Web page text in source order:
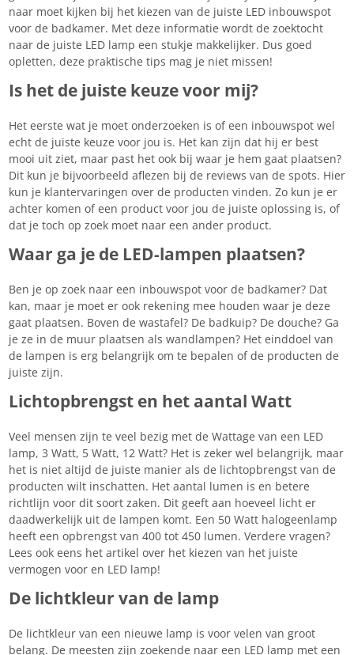
naar moet kijken bij het kiezen van de juiste LED inbouwspot
voor de badkamer. Met deze informatie wordt de zoektocht
naar de juiste LED lamp een stukje makkelijker. Dus goed
opletten, deze praktische tips mag je niet missen!
Is het de juiste keuze voor mij?
Het eerste wat je moet onderzoeken is of een inbouwspot wel
echt de juiste keuze voor jou is. Het kan zijn dat hij er best
mooi uit ziet, maar past het ook bij waar je hem gaat plaatsen?
Dit kun je bijvoorbeeld aflezen bij de reviews van de spots. Hier
kun je klantervaringen over de producten vinden. Zo kun je er
achter komen of een product voor jou de juiste oplossing is, of
dat je toch op zoek moet naar een ander product.
Waar ga je de LED-lampen plaatsen?
Ben je op zoek naar een inbouwspot voor de badkamer? Dat
kan, maar je moet er ook rekening mee houden waar je deze
gaat plaatsen. Boven de wastafel? De badkuip? De douche? Ga
je ze in de muur plaatsen als wandlampen? Het einddoel van
de lampen is erg belangrijk om te bepalen of de producten de
juiste zijn.
Lichtopbrengst en het aantal Watt
Veel mensen zijn te veel bezig met de Wattage van een LED
lamp, 3 Watt, 5 Watt, 12 Watt? Het is zeker wel belangrijk, maar
het is niet altijd de juiste manier als de lichtopbrengst van de
producten wilt inschatten. Het aantal lumen is en betere
richtlijn voor dit soort zaken. Dit geeft aan hoeveel licht er
daadwerkelijk uit de lampen komt. Een 50 Watt halogeenlamp
heeft een opbrengst van 400 tot 450 lumen. Verdere vragen?
Lees ook eens het artikel over het kiezen van het juiste
vermogen voor en LED lamp!
De lichtkleur van de lamp
De lichtkleur van een nieuwe lamp is voor velen van groot
belang. De meesten zijn zoekende naar een LED lamp met een